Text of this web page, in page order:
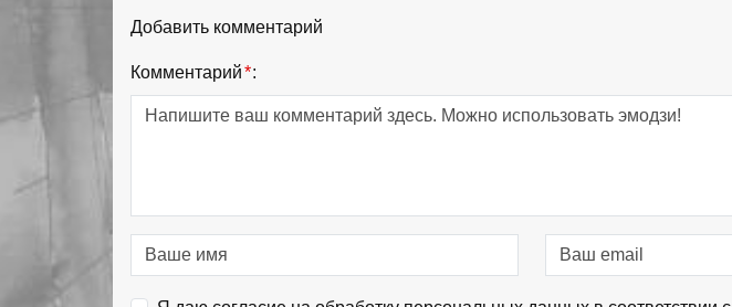
Добавить комментарий
Комментарий*: